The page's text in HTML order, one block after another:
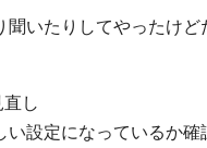
聞いたりしてやったけど
し
い設定になっているか確